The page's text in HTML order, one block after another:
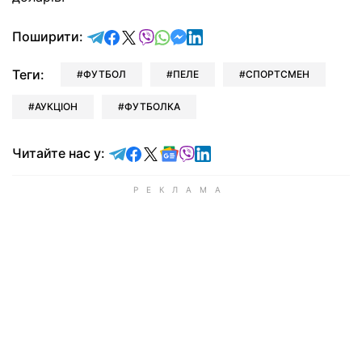
Поширити: відправити у Telegram
поділитись у Facebook
поділитись у X
відправити у Viber
відправити у Whatsapp
відправити у Messenger
відправити у LinkedIn
Теги: ФУТБОЛ ПЕЛЕ СПОРТСМЕН
АУКЦІОН ФУТБОЛКА
Читайте нас у: Читайте у Telegram
Читайте у Facebook
Читайте у X
Читайте у Google news
Читайте у Viber
Читайте у LinkedIn